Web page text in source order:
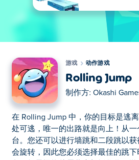
游戏 动作游戏
Rolling Jump
制作方: Okashi
在 Rolling Jump 中，你的目标是逃
处可逃，唯一的出路就是向上！从
台。您还可以进行墙跳和二段跳以
会旋转，因此您必须选择最佳的跳